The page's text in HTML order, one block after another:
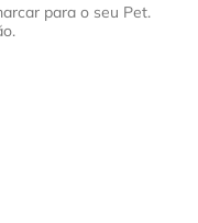
para o seu Pet.